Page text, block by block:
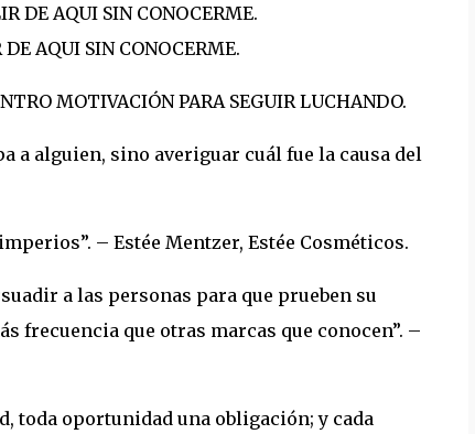
AQUI SIN CONOCERME.
MOTIVACIÓN PARA SEGUIR LUCHANDO.
a alguien, sino averiguar cuál fue la causa del
– Estée Mentzer, Estée Cosméticos.
a las personas para que prueben su
frecuencia que otras marcas que conocen”. –
toda oportunidad una obligación; y cada